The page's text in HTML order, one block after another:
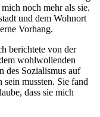
noch mehr als sie.
und dem Wohnort
Vorhang.
berichtete von der
wohlwollenden
des Sozialismus auf
sein mussten. Sie fand
dass sie mich